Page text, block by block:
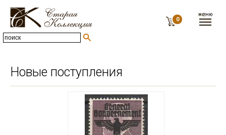
0
Новые поступления